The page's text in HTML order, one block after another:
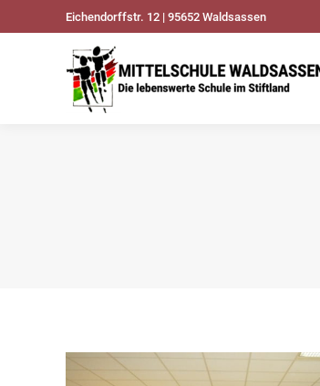
Eichendorffstr. 12 | 95652 Waldsassen